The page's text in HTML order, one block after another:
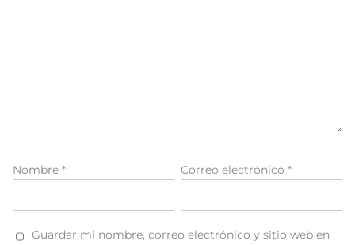
Nombre * Correo electrónico*
Guardar mi nombre, correo electrónico y sitio web en